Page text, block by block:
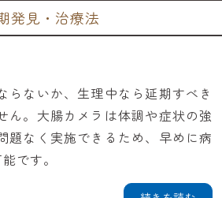
発見・治療法
ないか、生理中なら延期すべき
ん。大腸カメラは体調や症状の強
題なく実施できるため、早めに病
です。